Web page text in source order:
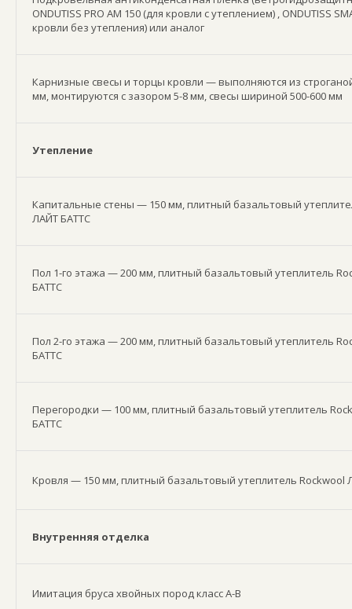
ONDUTISS PRO AM 150 (для кровли с утеплением) , ONDUTISS
кровли без утепления) или аналог
Карнизные свесы и торцы кровли — выполняются из
мм, монтируются с зазором 5-8 мм, свесы шириной 500-600 мм
Утепление
Капитальные стены — 150 мм, плитный базальтовый
ЛАЙТ БАТТС
Пол 1-го этажа — 200 мм, плитный базальтовый утеплитель
БАТТС
Пол 2-го этажа — 200 мм, плитный базальтовый утеплитель
БАТТС
Перегородки — 100 мм, плитный базальтовый утеплитель
БАТТС
Кровля — 150 мм, плитный базальтовый утеплитель Rockwool
Внутренняя отделка
Имитация бруса хвойных пород класс А-В